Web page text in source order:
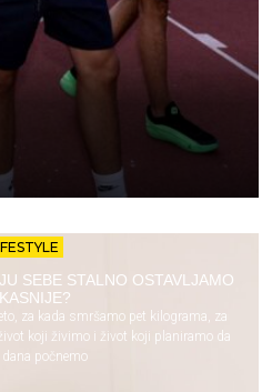
SEBE STALNO OSTAVLJAMO
za kada smršamo pet kilograma, za
koji živimo i život koji planiramo da
počnemo